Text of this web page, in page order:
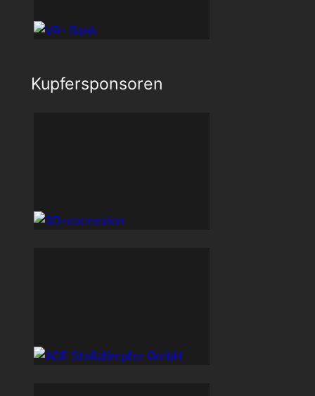
Kupfersponsoren